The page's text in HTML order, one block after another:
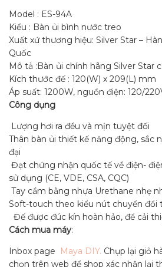
Model : ES-94A
Kiểu : Bàn ủi bình nước treo
Xuất xứ thương hiệu: Silver Star –
Quốc
Mô tả :Bàn ủi chính hãng Silver Star
Kích thước đế : 120(W) x 209(L) mm
Áp suất: 1200W, nguồn điện: 120/
Công dụng
Lượng hơi ra đều và mịn tuyệt đối
Thân bàn ủi thiết kế năng động, sắc
đại
Đạt chứng nhận quốc tế về điện-
sử dụng (CE, VDE, CSA, CQC)
Tay cầm bằng nhựa Urethane nhẹ
Soft-touch theo kiểu nút chuyển đổi
Đế được đúc kín hoàn hảo, để cải
Cách mua máy:
Inbox page
Maya DIY. Chụp lại giỏ
chọn trên web để shop xác nhận lại